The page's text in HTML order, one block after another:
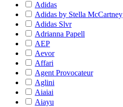
Adidas
Adidas by Stella McCartney
Adidas Slvr
Adrianna Papell
AEP
Aevor
Affari
Agent Provocateur
Aglini
Aiaiai
Aiayu